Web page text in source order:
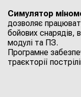
Симулятор
дозволяє
бойових снарядів,
модулі та ПЗ.
Програмне
траєкторії